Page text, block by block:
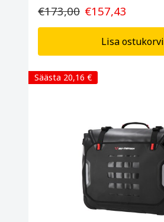
€173,00 €157,43
Lisa ostukorvi
Säästa 20,16 €